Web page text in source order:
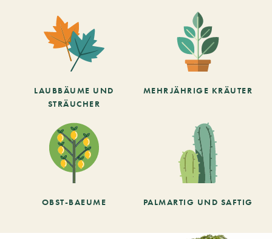
LAUBBÄUME UND
STRÄUCHER
MEHRJÄHRIGE KRÄUTER
OBST-BAEUME PALMARTIG UND SAFTIG